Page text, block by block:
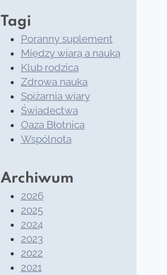
Tagi
Poranny suplement
Między wiarą a nauką
Klub rodzica
Zdrowa nauka
Spiżarnia wiary
Świadectwa
Oaza Błotnica
Wspólnota
Archiwum
2026
2025
2024
2023
2022
2021